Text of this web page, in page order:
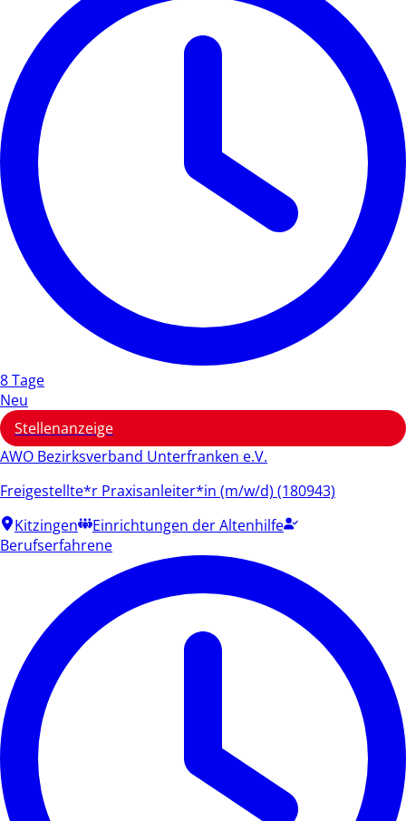
8 Tage
Neu
Stellenanzeige
AWO Bezirksverband Unterfranken e.V.
Freigestellte*r Praxisanleiter*in (m/w/d) (180943)
Kitzingen
Einrichtungen der Altenhilfe
Berufserfahrene